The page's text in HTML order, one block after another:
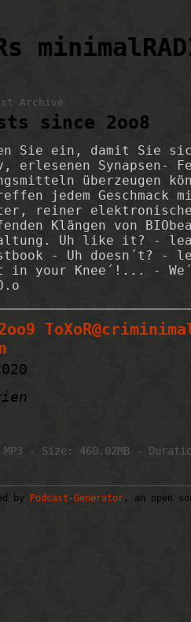
Archive
since 2oo8
Sie ein, damit Sie
erlesenen Synapsen-
überzeugen
jedem Geschmack
reiner
Klängen von
Uh like it? -
- Uh doesn´t? -
in your Knee´!... -
- Size: 460.02MB -
by Podcast-Generator , an open